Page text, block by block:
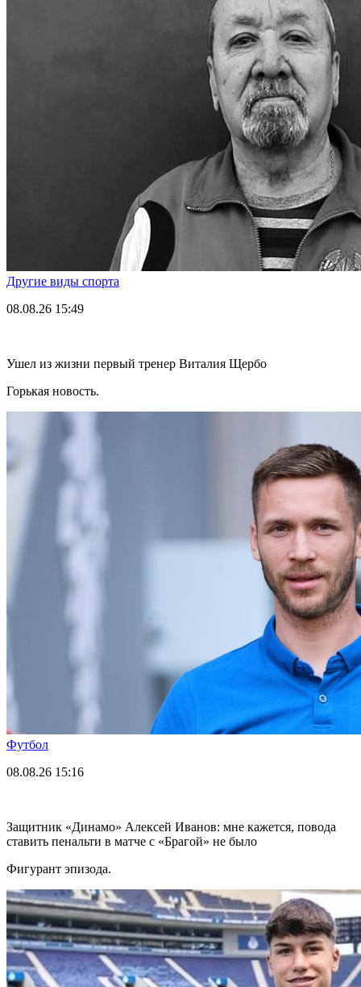
Другие виды спорта
08.08.26 15:49
Ушел из жизни первый тренер Виталия Щербо
Горькая новость.
Футбол
08.08.26 15:16
Защитник «Динамо» Алексей Иванов: мне кажется, повода
ставить пенальти в матче с «Брагой» не было
Фигурант эпизода.